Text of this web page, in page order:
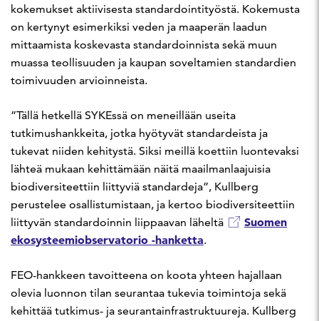
kokemukset aktiivisesta standardointityöstä. Kokemusta
on kertynyt esimerkiksi veden ja maaperän laadun
mittaamista koskevasta standardoinnista sekä muun
muassa teollisuuden ja kaupan soveltamien standardien
toimivuuden arvioinneista.
”Tällä hetkellä SYKEssä on meneillään useita
tutkimushankkeita, jotka hyötyvät standardeista ja
tukevat niiden kehitystä. Siksi meillä koettiin luontevaksi
lähteä mukaan kehittämään näitä maailmanlaajuisia
biodiversiteettiin liittyviä standardeja”, Kullberg
perustelee osallistumistaan, ja kertoo biodiversiteettiin
liittyvän standardoinnin liippaavan läheltä
Suomen
ekosysteemiobservatorio -hanketta.
FEO-hankkeen tavoitteena on koota yhteen hajallaan
olevia luonnon tilan seurantaa tukevia toimintoja sekä
kehittää tutkimus- ja seurantainfrastruktuureja. Kullberg